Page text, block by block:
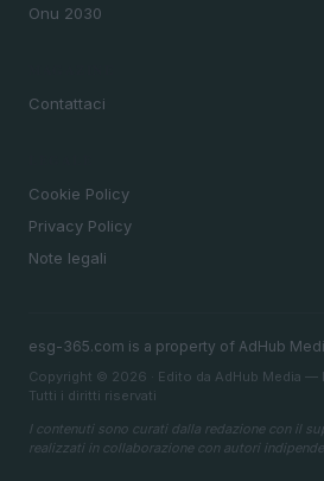
Onu 2030
Contattaci
Cookie Policy
Privacy Policy
Note legali
esg-365.com is a property of AdHub
Copyright © 2026 · Edito da AdHub Media —
Tutti i diritti riservati
I contenuti sono curati dalla redazione con il
realizzati in collaborazione con autori